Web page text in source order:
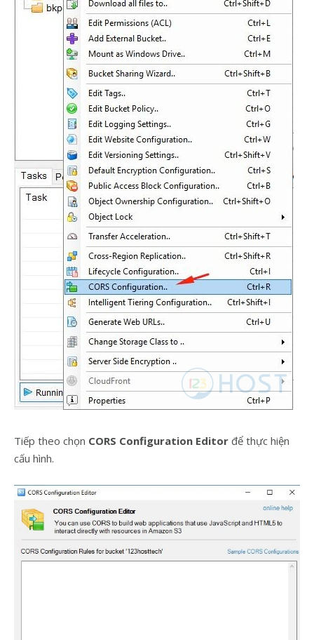
Tiếp theo chọn CORS Configuration Editor để thực hiện
cấu hình.